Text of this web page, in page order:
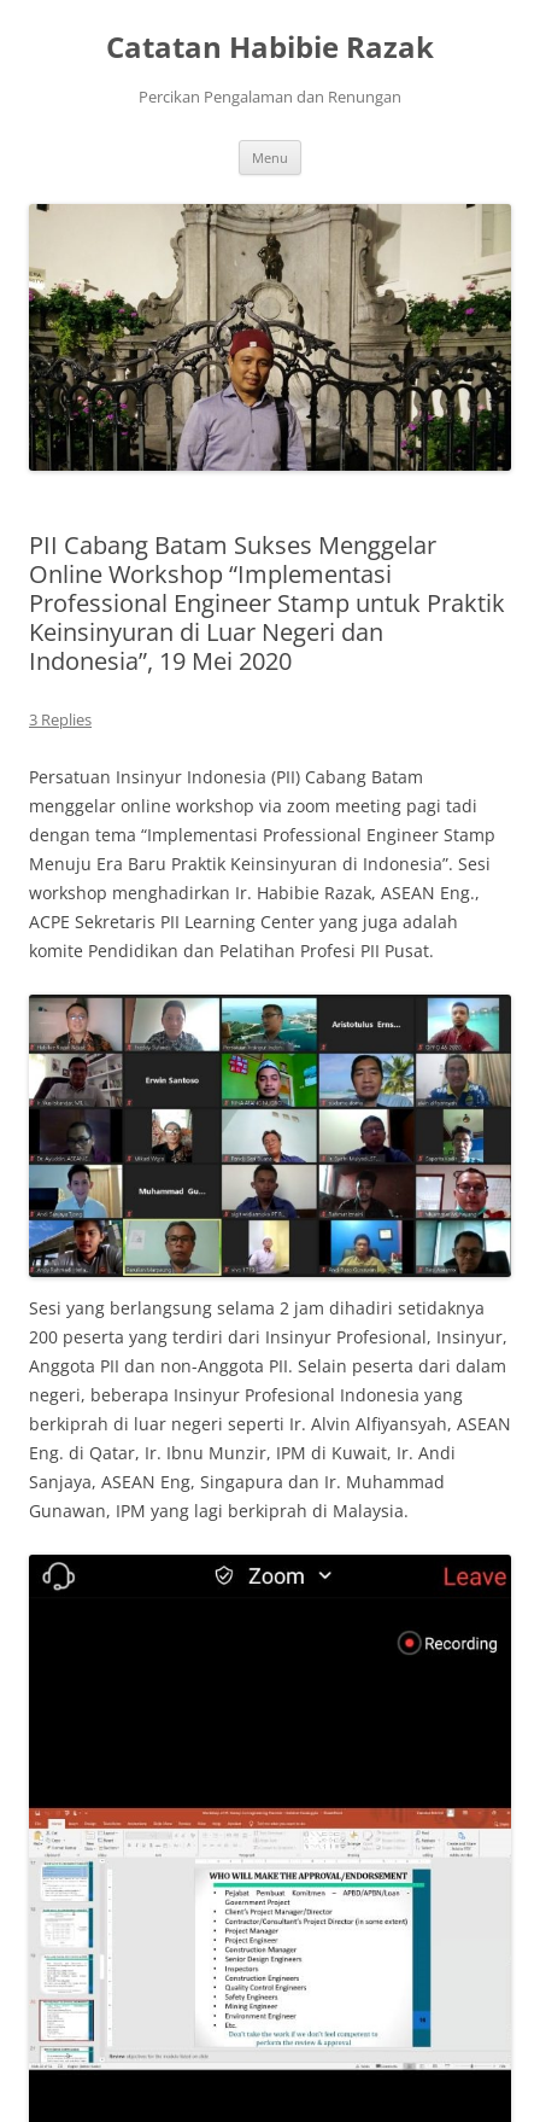
Catatan Habibie Razak
Percikan Pengalaman dan Renungan
Menu
PII Cabang Batam Sukses Menggelar
Online Workshop “Implementasi
Professional Engineer Stamp untuk Praktik
Keinsinyuran di Luar Negeri dan
Indonesia”, 19 Mei 2020
3 Replies
Persatuan Insinyur Indonesia (PII) Cabang Batam
menggelar online workshop via zoom meeting pagi tadi
dengan tema “Implementasi Professional Engineer Stamp
Menuju Era Baru Praktik Keinsinyuran di Indonesia”. Sesi
workshop menghadirkan Ir. Habibie Razak, ASEAN Eng.,
ACPE Sekretaris PII Learning Center yang juga adalah
komite Pendidikan dan Pelatihan Profesi PII Pusat.
Sesi yang berlangsung selama 2 jam dihadiri setidaknya
200 peserta yang terdiri dari Insinyur Profesional, Insinyur,
Anggota PII dan non-Anggota PII. Selain peserta dari dalam
negeri, beberapa Insinyur Profesional Indonesia yang
berkiprah di luar negeri seperti Ir. Alvin Alfiyansyah, ASEAN
Eng. di Qatar, Ir. Ibnu Munzir, IPM di Kuwait, Ir. Andi
Sanjaya, ASEAN Eng, Singapura dan Ir. Muhammad
Gunawan, IPM yang lagi berkiprah di Malaysia.